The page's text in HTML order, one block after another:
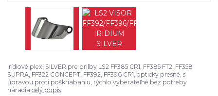
Irídiové plexi SILVER pre prilby LS2 FF385 CR1, FF385 FT2, FF358
SUPRA, FF322 CONCEPT, FF392, FF396 CR1, opticky presné, s
úpravou proti poškriabaniu, rýchlo vyberateľné bez potreby
náradia celý popis